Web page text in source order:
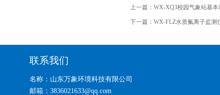
上一篇： WX-XQ3校园气象站基本
下一篇： WX-FLZ水质氟离子监测
联系我们
名称：山东万象环境科技有限公司
邮箱：3836021633@qq.com